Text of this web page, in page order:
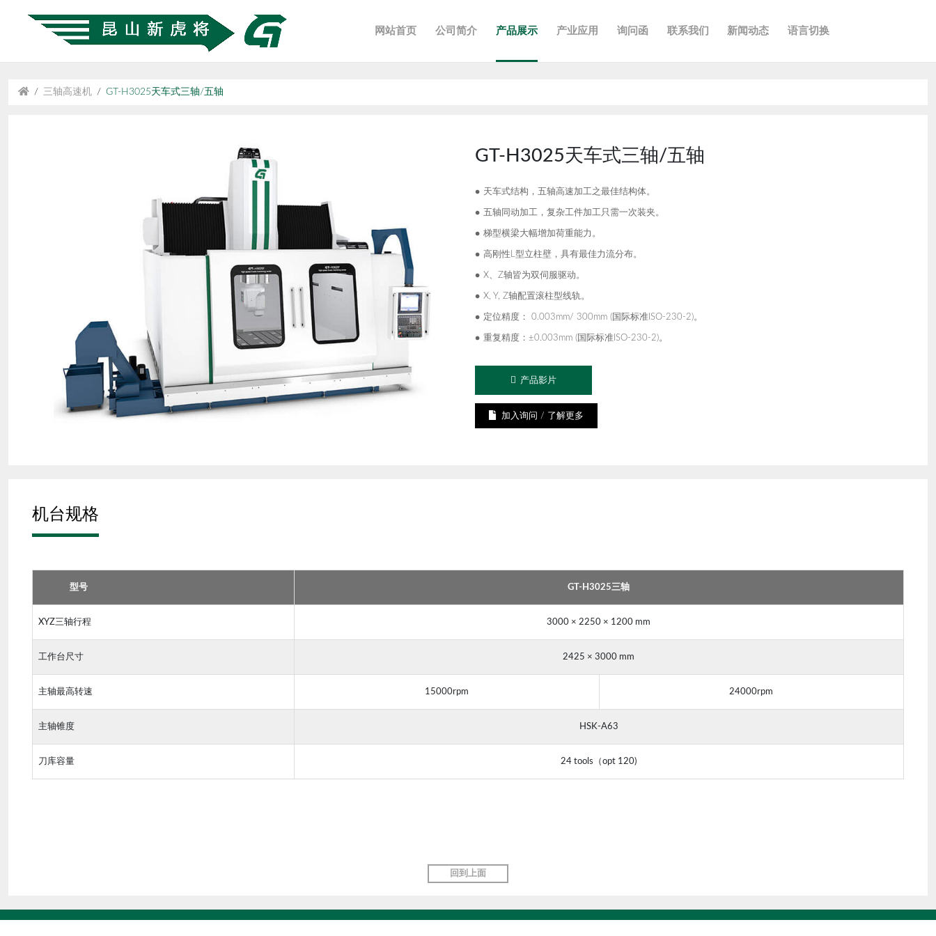
网站首页 公司简介 产品展示 产业应用 询问函 联系我们 新闻动态 语言切换
三轴高速机 GT-H3025天车式三轴/五轴
GT-H3025天车式三轴/五轴
天车式结构，五轴高速加工之最佳结构体。
五轴同动加工，复杂工件加工只需一次装夹。
梯型横梁大幅增加荷重能力。
高刚性L型立柱壁，具有最佳力流分布。
X、Z轴皆为双伺服驱动。
X, Y, Z轴配置滚柱型线轨。
定位精度： 0.003mm/ 300mm (国际标准ISO-230-2)。
重复精度：±0.003mm (国际标准ISO-230-2)。
产品影片
加入询问 / 了解更多
机台规格
型号 GT-H3025三轴
XYZ三轴行程 3000 × 2250 × 1200 mm
工作台尺寸 2425 × 3000 mm
主轴最高转速 15000rpm 24000rpm
主轴锥度 HSK-A63
刀库容量 24 tools（opt 120)
回到上面